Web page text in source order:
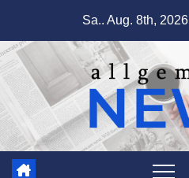
springen
Sa.. Aug. 8th, 2026